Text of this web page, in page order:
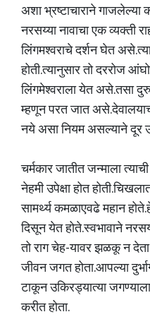
अशा भ्रष्टाचाराने
नरसय्या नावाचा एक व्यक्ती
लिंगमश्वराचे दर्शन घेत
होती.त्यानुसार तो दररोज
लिंगमेश्वराला येत असे.तसा
म्हणून परत जात
नये असा नियम असल्याने दूर
चर्मकार जातीत जन्माला
नेहमी उपेक्षा होत
सामर्थ्य कमळाएवढे महान
दिसून येत होते.स्वभावाने
तो राग चेह-यावर झळकू न
जीवन जगत होता.आपल्या
टाकून उकिरड्यात्या
करीत होता.